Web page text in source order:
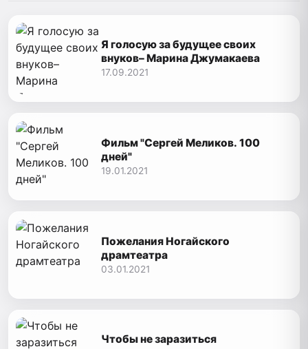
Я голосую за будущее своих
внуков– Марина Джумакаева
17.09.2021
Фильм "Сергей Меликов. 100
дней"
19.01.2021
Пожелания Ногайского
драмтеатра
03.01.2021
Чтобы не заразиться